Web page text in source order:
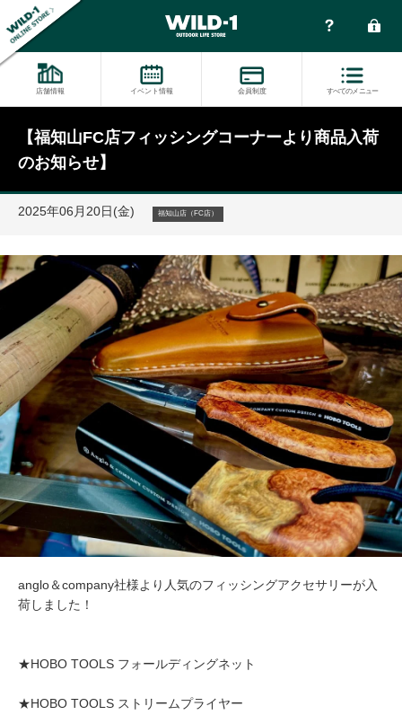
店舗情報 イベント情報 会員制度 すべてのメニュー
【福知山FC店フィッシングコーナーより商品入荷
のお知らせ】
2025年06月20日(金) 福知山店（FC店）
anglo＆company社様より人気のフィッシングアクセサリーが入
荷しました！
★HOBO TOOLS フォールディングネット
★HOBO TOOLS ストリームプライヤー